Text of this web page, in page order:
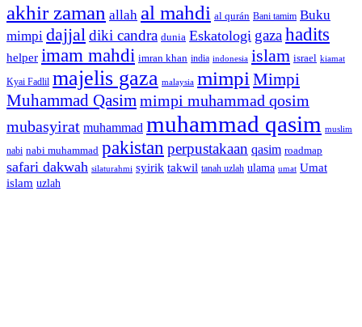
akhir zaman allah al mahdi al qurán Bani tamim Buku
mimpi dajjal diki candra dunia Eskatologi gazahadits
helper imam mahdi imran khan india indonesia islam israel kiamat
Kyai Fadlil majelis gaza malaysia mimpi Mimpi
Muhammad Qasim mimpi muhammad qosim
mubasyirat muhammad muhammad qasim muslim
nabi nabi muhammad pakistan perpustakaan qasim roadmap
safari dakwah silaturahmi syirik takwil tanah uzlah ulama umat Umat
islam uzlah